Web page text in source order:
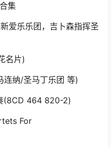
集
爱乐乐团，吉卜森指挥圣
名片)
纳/圣马丁乐团 等)
(8CD 464 820-2)
For